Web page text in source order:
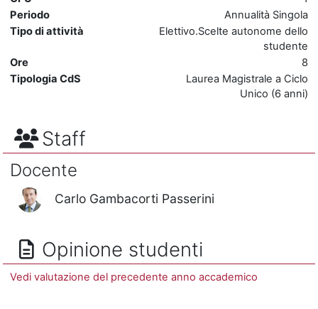
Periodo
Annualità Singola
Tipo di attività
Elettivo.Scelte autonome dello
studente
Ore
8
Tipologia CdS
Laurea Magistrale a Ciclo
Unico (6 anni)
Staff
Docente
Carlo Gambacorti Passerini
Opinione studenti
Vedi valutazione del precedente anno accademico